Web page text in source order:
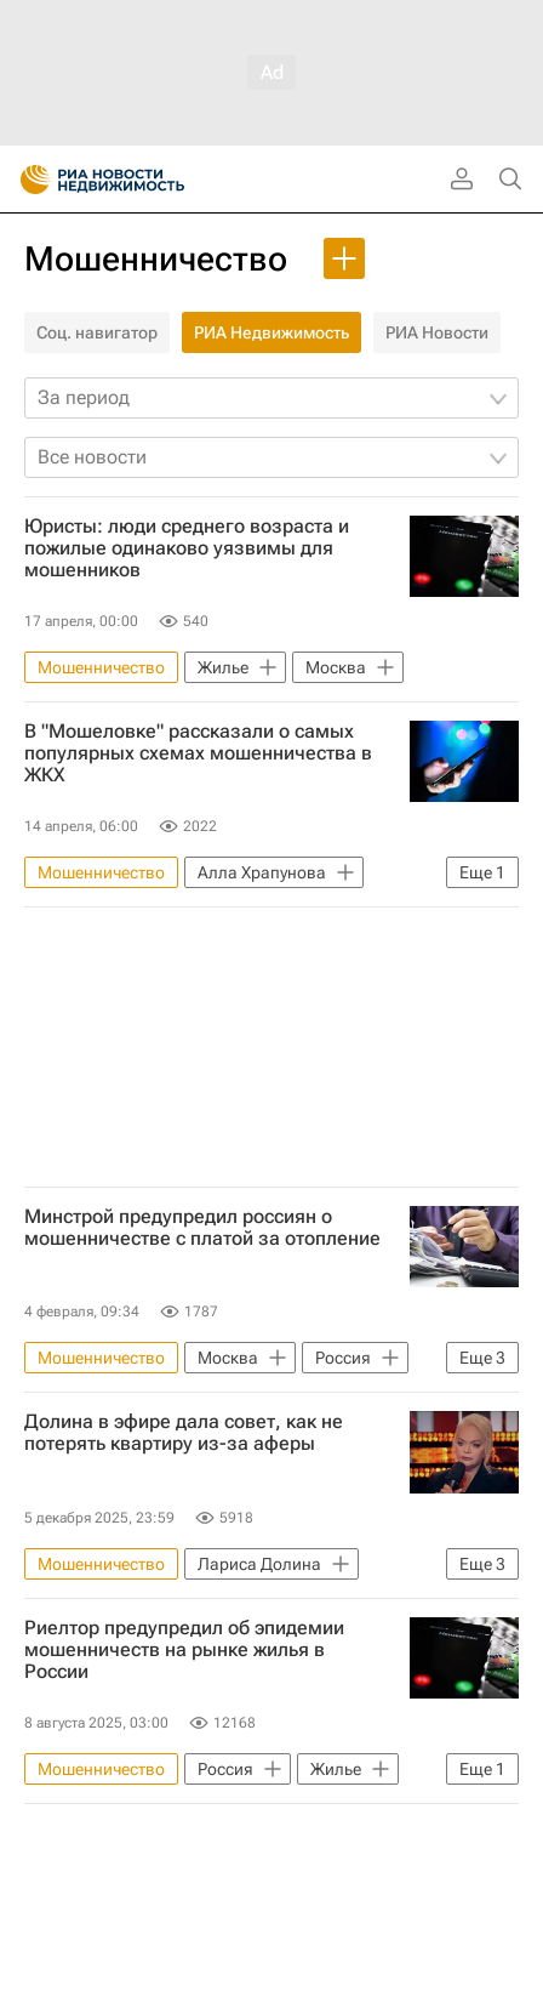
Мошенничество
Соц. навигатор РИА Недвижимость РИА Новости
За период
Все новости
Юристы: люди среднего возраста и
пожилые одинаково уязвимы для
мошенников
17 апреля, 00:00 540
Мошенничество Жилье Москва
В "Мошеловке" рассказали о самых
популярных схемах мошенничества в
ЖКХ
14 апреля, 06:00 2022
Еще 1
Мошенничество
Алла Храпунова
ЖКХ
Минстрой предупредил россиян о
мошенничестве с платой за отопление
4 февраля, 09:34 1787
Еще3
Мошенничество Москва
Россия
Министерство строительства и жилищно-коммунального хозяйства РФ (Минстрой России)
ЖКХ
Отопление
Долина в эфире дала совет, как не
потерять квартиру из-за аферы
5 декабря 2025, 23:59 5918
Еще3
Мошенничество
Лариса Долина
Пусть говорят
Жилье
Вторичное жилье
Риелтор предупредил об эпидемии
мошенничеств на рынке жилья в
России
8 августа 2025, 03:00 12168
Еще 1
Мошенничество Россия
Жилье
Риелторы